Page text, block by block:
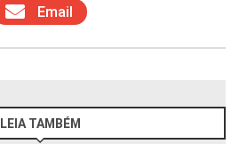
Email
LEIA TAMBÉM